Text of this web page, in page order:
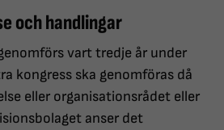
och handlingar
vart tredje år under
kongress ska genomföras då
eller organisationsrådet eller
anser det